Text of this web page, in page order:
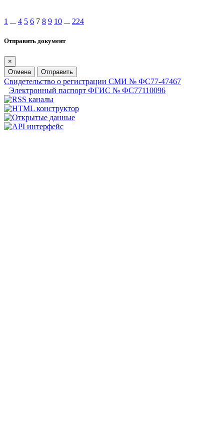
1 ... 4 5 6 7 8 9 10 ... 224
Отправить документ
×
Отмена
Отправить
Свидетельство о регистрации СМИ № ФС77-47467
Электронный паспорт ФГИС № ФС77110096